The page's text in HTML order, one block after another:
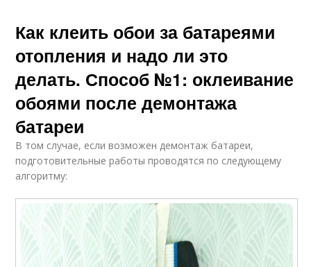
Как клеить обои за батареями
отопления и надо ли это
делать. Способ №1: оклеивание
обоями после демонтажа
батареи
В том случае, если возможен демонтаж батареи,
подготовительные работы проводятся по следующему
алгоритму: